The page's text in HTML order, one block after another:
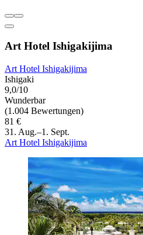
Art Hotel Ishigakijima
Art Hotel Ishigakijima
Ishigaki
9,0/10
Wunderbar
(1.004 Bewertungen)
81 €
31. Aug.–1. Sept.
Art Hotel Ishigakijima